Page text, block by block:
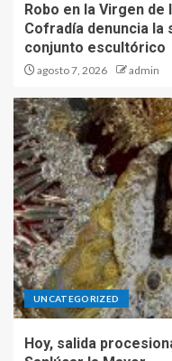
Robo en la Virgen
Cofradía denuncia la
conjunto escultórico
agosto 7, 2026 admin
UNCATEGORIZED
Hoy, salida